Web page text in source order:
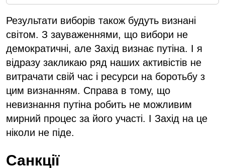
Результати виборів також будуть визнані
світом. З зауваженнями, що вибори не
демократичні, але Захід визнає путіна. І я
відразу закликаю ряд наших активістів не
витрачати свій час і ресурси на боротьбу з
цим визнанням. Справа в тому, що
невизнання путіна робить не можливим
мирний процес за його участі. І Захід на це
ніколи не піде.
Санкції